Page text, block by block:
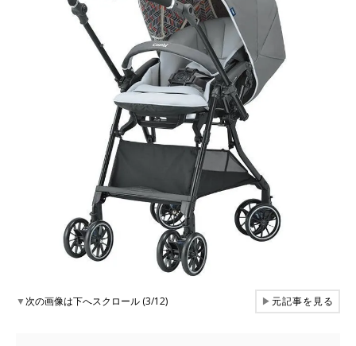
▼次の画像は下へスクロール (3/12) ▶元記事を見る